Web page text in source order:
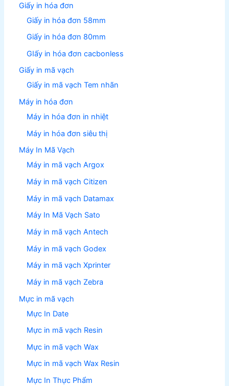
Giấy in hóa đơn
Giấy in hóa đơn 58mm
Giấy in hóa đơn 80mm
GIấy in hóa đơn cacbonless
Giấy in mã vạch
Giấy in mã vạch Tem nhãn
Máy in hóa đơn
Máy in hóa đơn in nhiệt
Máy in hóa đơn siêu thị
Máy In Mã Vạch
Máy in mã vạch Argox
Máy in mã vạch Citizen
Máy in mã vạch Datamax
Máy In Mã Vạch Sato
Máy in mã vạch Antech
Máy in mã vạch Godex
Máy in mã vạch Xprinter
Máy in mã vạch Zebra
Mực in mã vạch
Mực In Date
Mực in mã vạch Resin
Mực in mã vạch Wax
Mực in mã vạch Wax Resin
Mực In Thực Phẩm